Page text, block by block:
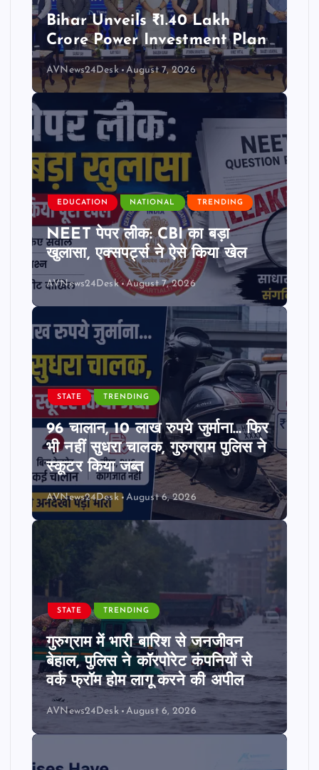
Bihar Unveils ₹1.40 Lakh
Crore Power Investment Plan
AVNews24Desk August 7, 2026
EDUCATION NATIONAL TRENDING
NEET पेपर लीक: CBI का बड़ा
खुलासा, एक्सपर्ट्स ने ऐसे किया खेल
AVNews24Desk August 7, 2026
STATE TRENDING
96 चालान, 10 लाख रुपये जुर्माना… फिर
भी नहीं सुधरा चालक, गुरुग्राम पुलिस ने
स्कूटर किया जब्त
AVNews24Desk August 6, 2026
STATE TRENDING
गुरुग्राम में भारी बारिश से जनजीवन
बेहाल, पुलिस ने कॉरपोरेट कंपनियों से
वर्क फ्रॉम होम लागू करने की अपील
AVNews24Desk August 6, 2026